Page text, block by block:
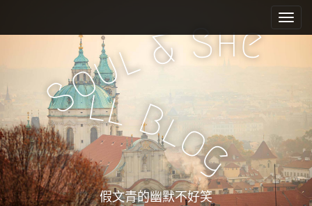
e
n
u
i
c
n
t
e
n
t
Soul&She
ll Bl
og
假文青的幽默不好笑